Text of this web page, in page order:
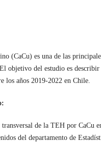
(CaCu) es una de las
objetivo del estudio es describir
los años 2019-2022 en Chile.
de la TEH por CaCu
del departamento de